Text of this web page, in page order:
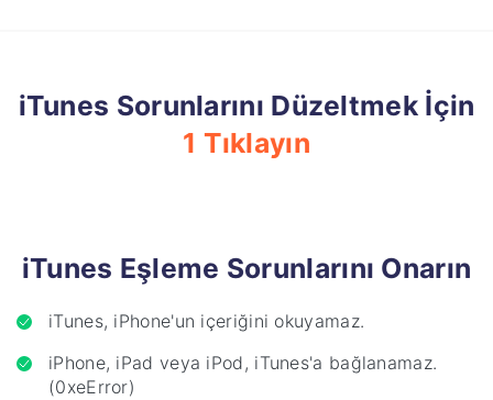
iTunes Sorunlarını Düzeltmek İçin
1 Tıklayın
iTunes Eşleme Sorunlarını Onarın
iTunes, iPhone'un içeriğini okuyamaz.
iPhone, iPad veya iPod, iTunes'a bağlanamaz.
(0xeError)